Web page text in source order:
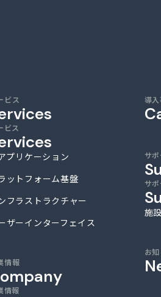
ビス
ビス
プリケーション
ットフォーム基盤
フラストラクチャー
ザーインターフェイス
情報
情報
導入
サ
サポ
施
お